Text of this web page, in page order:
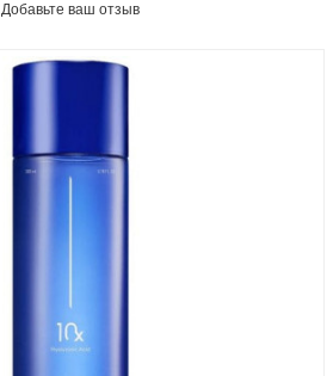
Добавьте ваш отзыв